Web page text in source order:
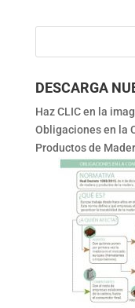
DESCARGA
Haz CLIC en la
Obligaciones en la
Productos de